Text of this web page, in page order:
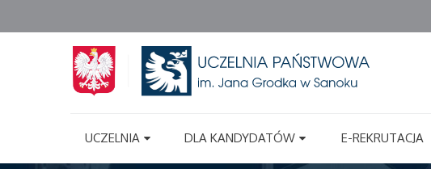
UCZELNIA DLA KANDYDATÓW E-REKRUTACJA